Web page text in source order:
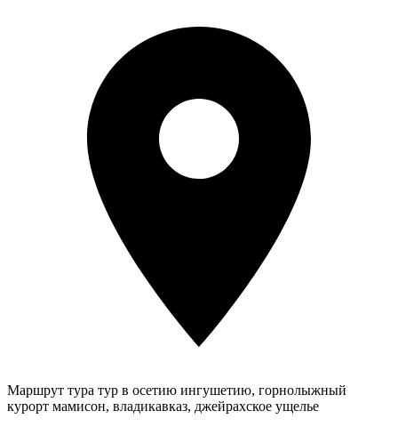
Маршрут тура тур в осетию ингушетию, горнолыжный
курорт мамисон, владикавказ, джейрахское ущелье